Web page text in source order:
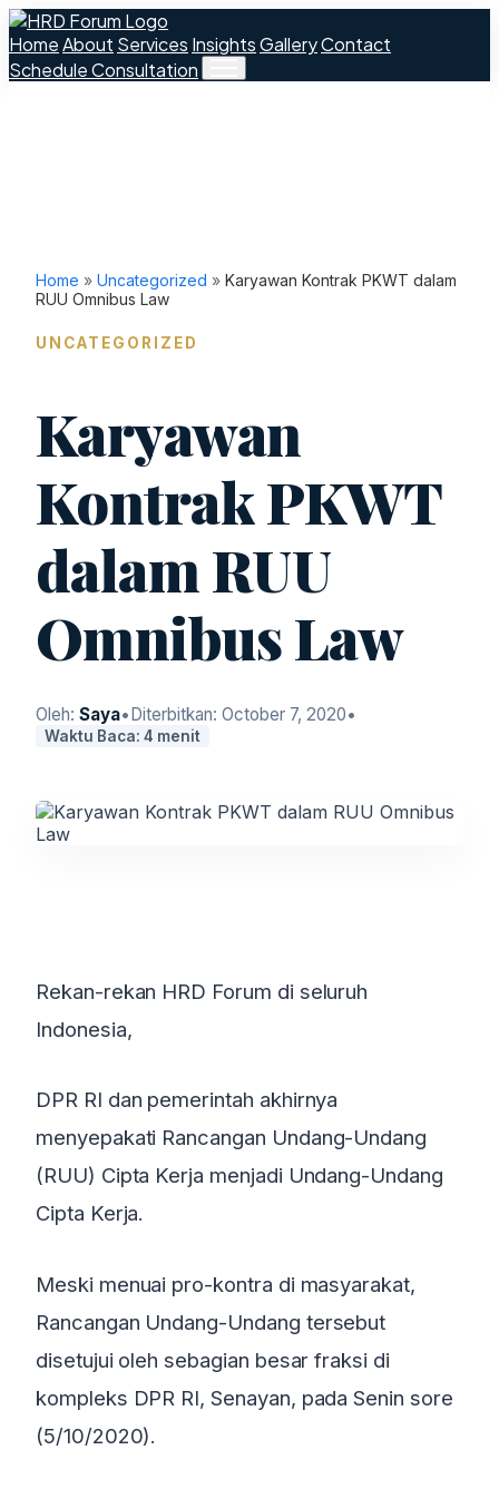
HomeAbout Services InsightsGalleryContact
Schedule Consultation
Home » Uncategorized » Karyawan Kontrak PKWT dalam
RUU Omnibus Law
UNCATEGORIZED
Karyawan
Kontrak PKWT
dalam RUU
Omnibus Law
Oleh: Saya• Diterbitkan: October 7, 2020•
Waktu Baca: 4 menit
Rekan-rekan HRD Forum di seluruh
Indonesia,
DPR RI dan pemerintah akhirnya
menyepakati Rancangan Undang-Undang
(RUU) Cipta Kerja menjadi Undang-Undang
Cipta Kerja.
Meski menuai pro-kontra di masyarakat,
Rancangan Undang-Undang tersebut
disetujui oleh sebagian besar fraksi di
kompleks DPR RI, Senayan, pada Senin sore
(5/10/2020).